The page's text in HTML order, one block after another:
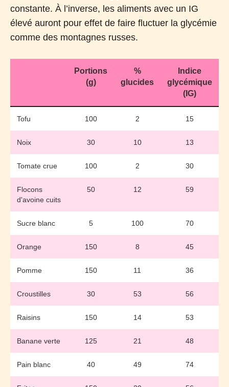
constante. À l’inverse, les aliments avec un IG
élevé auront pour effet de faire fluctuer la glycémie
comme des montagnes russes.
Portions
(g)
%
glucides
Indice
glycémique
(IG)
Tofu 100 2 15
Noix 30 10 13
Tomate crue 100 2 30
Flocons
d'avoine cuits
50 12 59
Sucre blanc 5 100 70
Orange 150 8 45
Pomme 150 11 36
Croustilles 30 53 56
Raisins 150 14 53
Banane verte 125 21 48
Pain blanc 40 49 74